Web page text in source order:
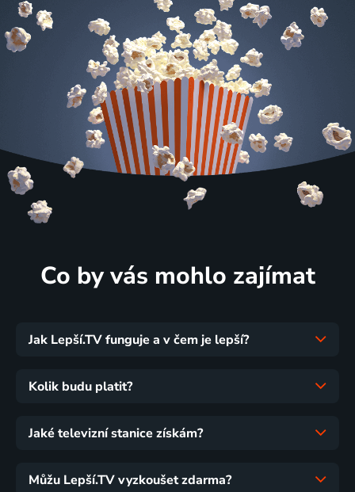
Co by vás mohlo zajímat
Jak Lepší.TV funguje a v čem je lepší?
Kolik budu platit?
Jaké televizní stanice získám?
Můžu Lepší.TV vyzkoušet zdarma?